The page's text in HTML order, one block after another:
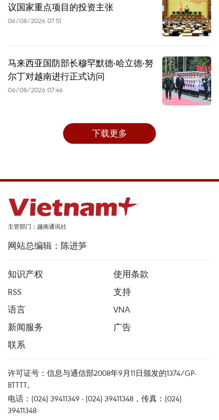
议国家重点项目的投资主张
06/08/2026 07:51
马来西亚国防部长穆罕默德·哈立德·努
尔丁对越南进行正式访问
06/08/2026 07:46
下载更多
主管部门：越南通讯社
网站总编辑：陈进笋
知识产权
使用条款
RSS
支持
语言
VNA
新闻服务
广告
联系
许可证号：信息与通信部2008年9月11日颁发的1374/GP-
BTTTT。
电话：(024) 39411349 - (024) 39411348，传真：(024)
39411348